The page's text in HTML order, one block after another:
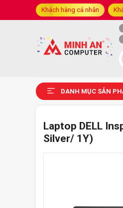
Khách hàng cá nhân
DANH MỤC SẢN
Laptop DELL
Silver/ 1Y)